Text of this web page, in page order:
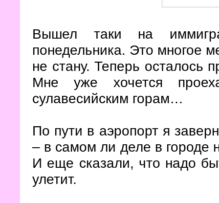
Вышел таки на
понедельника. Это многое
не стану. Теперь осталось
Мне уже хочется
сулавесийским горам…
По пути в аэропорт я
– в самом ли деле в городе
И еще сказали, что надо
улетит.